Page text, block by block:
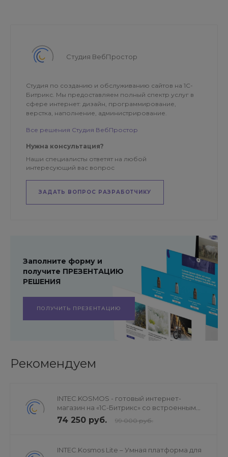
Студия ВебПростор
Студия по созданию и обслуживанию сайтов на 1С-
Битрикс. Мы предоставляем полный спектр услуг в
сфере интернет: дизайн, программирование,
верстка, наполнение, администрирование.
Все решения Студия ВебПростор
Нужна консультация?
Наши специалисты ответят на любой
интересующий вас вопрос
ЗАДАТЬ ВОПРОС РАЗРАБОТЧИКУ
Заполните форму и
получите ПРЕЗЕНТАЦИЮ
РЕШЕНИЯ
ПОЛУЧИТЬ ПРЕЗЕНТАЦИЮ
Рекомендуем
INTEC.KOSMOS - готовый интернет-
магазин на «1С-Битрикс» со встроенным
искусственным интеллектом
74 250 руб. 99 000 руб.
INTEC.Kosmos Lite – Умная платформа для